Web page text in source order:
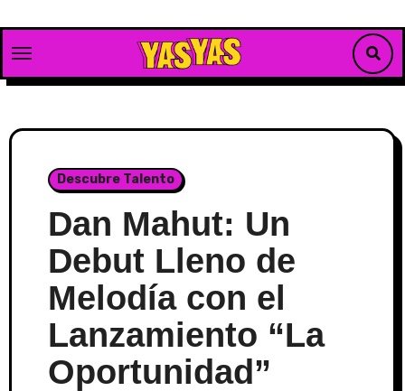
content
Descubre Talento
Dan Mahut: Un
Debut Lleno de
Melodía con el
Lanzamiento “La
Oportunidad”